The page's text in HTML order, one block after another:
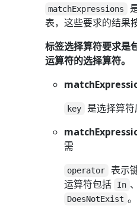
matchExpressions
表，这些要求的结果
标签选择算符要求是
运算符的选择算符。
key
是选择算符
需
operator
表示
运算符包括
In 、
DoesNotExist 。